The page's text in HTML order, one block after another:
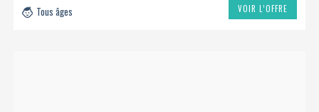
Tous âges
VOIR L’OFFRE